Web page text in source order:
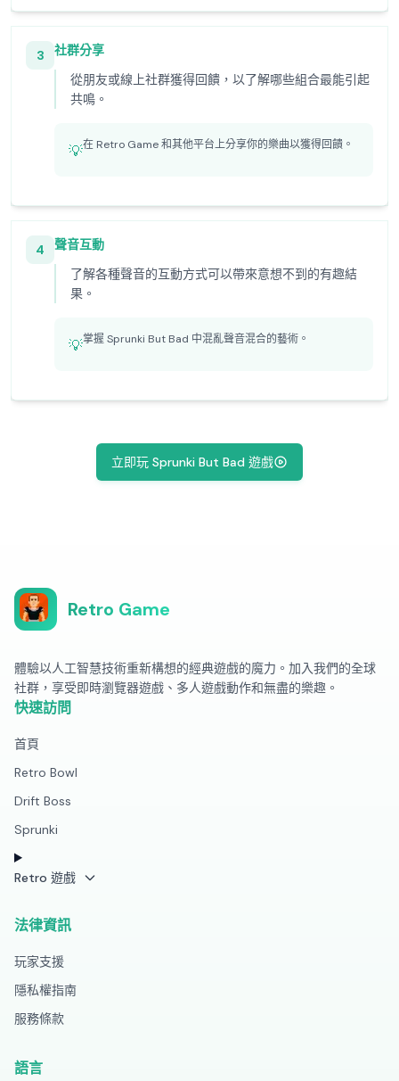
3
社群分享
從朋友或線上社群獲得回饋，以了解哪些組合最能引起
共鳴。
💡在 Retro Game 和其他平台上分享你的樂曲以獲得回饋。
4
聲音互動
了解各種聲音的互動方式可以帶來意想不到的有趣結
果。
💡掌握 Sprunki But Bad 中混亂聲音混合的藝術。
立即玩 Sprunki But Bad 遊戲
Retro Game
體驗以人工智慧技術重新構想的經典遊戲的魔力。加入我們的全球
社群，享受即時瀏覽器遊戲、多人遊戲動作和無盡的樂趣。
快速訪問
首頁
Retro Bowl
Drift Boss
Sprunki
Retro 遊戲
法律資訊
玩家支援
隱私權指南
服務條款
語言